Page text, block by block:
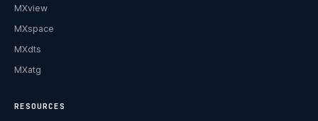
MXview
MXspace
MXdts
MXatg
RESOURCES